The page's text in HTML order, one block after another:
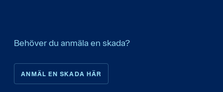
Behöver du anmäla en skada?
ANMÄL EN SKADA HÄR